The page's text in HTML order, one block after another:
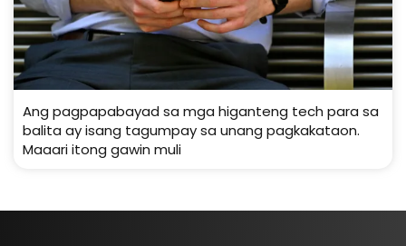
Ang pagpapabayad sa mga higanteng tech para sa
balita ay isang tagumpay sa unang pagkakataon.
Maaari itong gawin muli